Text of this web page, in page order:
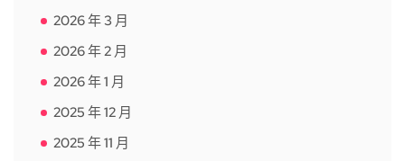
2026 年 3 月
2026 年 2 月
2026 年 1 月
2025 年 12 月
2025 年 11 月